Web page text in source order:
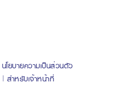
นโยบายความเป็นส่วนตัว
สำหรับเจ้าหน้าที่